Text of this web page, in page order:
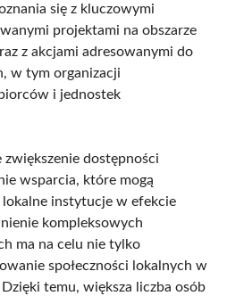
się z kluczowymi
projektami na obszarze
z akcjami adresowanymi do
w tym organizacji
i jednostek
dostępności
wsparcia, które mogą
instytucje w efekcie
kompleksowych
ma na celu nie tylko
społeczności lokalnych w
temu, większa liczba osób